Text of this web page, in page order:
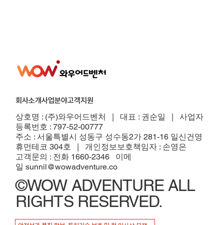
회사소개사업분야고객지원
​상호명 : (주)와우어드벤처 | 대표 : 권순일 | 사업자
등록번호 : 797-52-00777
주소 : 서울특별시 성동구 성수동2가 281-16 일신건영
휴먼테코 304호 | 개인정보보호책임자 : 손영은
고객문의 : 전화 1660-2346 이메
일sunnil@wowadventure.co
©WOW ADVENTURE ALL
RIGHTS RESERVED.